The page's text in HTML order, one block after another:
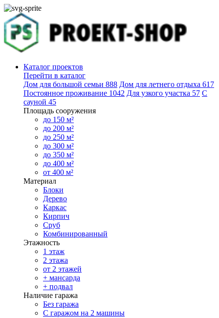
Каталог проектов
Перейти в каталог
Дом для большой семьи 888 Дом для летнего отдыха 617
Постоянное проживание 1042 Для узкого участка 57 С
сауной 45
Площадь сооружения
до 150 м²
до 200 м²
до 250 м²
до 300 м²
до 350 м²
до 400 м²
от 400 м²
Материал
Блоки
Дерево
Каркас
Кирпич
Сруб
Комбинированный
Этажность
1 этаж
2 этажа
от 2 этажей
+ мансарда
+ подвал
Наличие гаража
Без гаража
С гаражом на 2 машины